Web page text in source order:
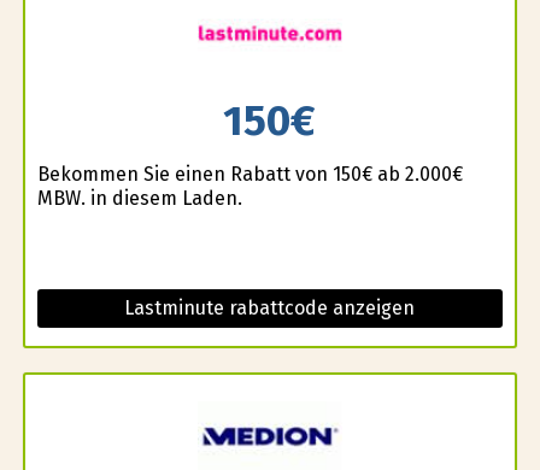
150€
Bekommen Sie einen Rabatt von 150€ ab 2.000€
MBW. in diesem Laden.
Lastminute rabattcode anzeigen